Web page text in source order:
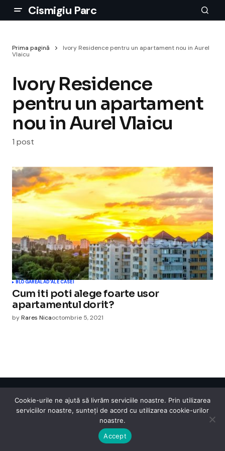
Cismigiu Parc
Prima pagină
Ivory Residence pentru un apartament nou in Aurel
Vlaicu
Ivory Residence
pentru un apartament
nou in Aurel Vlaicu
1 post
BLOGAREALAD'ALE CASEI
Cum iti poti alege foarte usor
apartamentul dorit?
byRares Nicaoctombrie 5, 2021
Cismigiu Parc
© 2024 CismigiuParc. All Rights Reserved.
ModaSarbatori
Cookie-urile ne ajută să livrăm serviciile noastre. Prin utilizarea
serviciilor noastre, sunteți de acord cu utilizarea cookie-urilor
noastre.
Accept